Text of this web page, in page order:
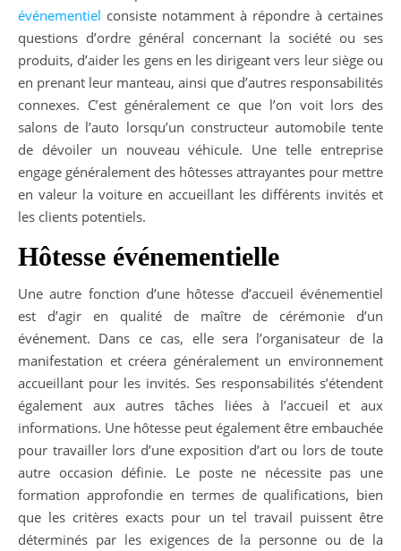
événementiel consiste notamment à répondre à certaines
questions d’ordre général concernant la société ou ses
produits, d’aider les gens en les dirigeant vers leur siège ou
en prenant leur manteau, ainsi que d’autres responsabilités
connexes. C’est généralement ce que l’on voit lors des
salons de l’auto lorsqu’un constructeur automobile tente
de dévoiler un nouveau véhicule. Une telle entreprise
engage généralement des hôtesses attrayantes pour mettre
en valeur la voiture en accueillant les différents invités et
les clients potentiels.
Hôtesse événementielle
Une autre fonction d’une hôtesse d’accueil événementiel
est d’agir en qualité de maître de cérémonie d’un
événement. Dans ce cas, elle sera l’organisateur de la
manifestation et créera généralement un environnement
accueillant pour les invités. Ses responsabilités s’étendent
également aux autres tâches liées à l’accueil et aux
informations. Une hôtesse peut également être embauchée
pour travailler lors d’une exposition d’art ou lors de toute
autre occasion définie. Le poste ne nécessite pas une
formation approfondie en termes de qualifications, bien
que les critères exacts pour un tel travail puissent être
déterminés par les exigences de la personne ou de la